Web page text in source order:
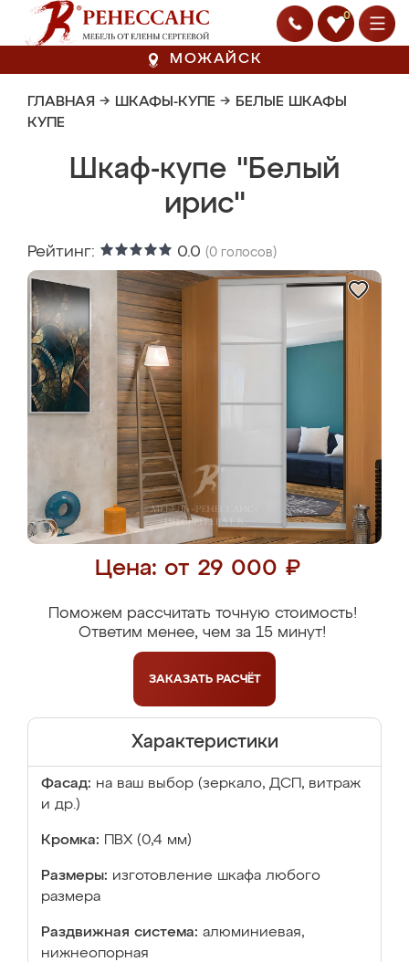
0
МОЖАЙСК
ГЛАВНАЯ → ШКАФЫ-КУПЕ → БЕЛЫЕ ШКАФЫ
КУПЕ
Шкаф-купе "Белый
ирис"
Рейтинг: 0.0 (0 голосов)
Цена: от 29 000 ₽
Поможем рассчитать точную стоимость!
Ответим менее, чем за 15 минут!
ЗАКАЗАТЬ РАСЧЁТ
Характеристики
Фасад: на ваш выбор (зеркало, ДСП, витраж
и др.)
Кромка: ПВХ (0,4 мм)
Размеры: изготовление шкафа любого
размера
Раздвижная система: алюминиевая,
нижнеопорная